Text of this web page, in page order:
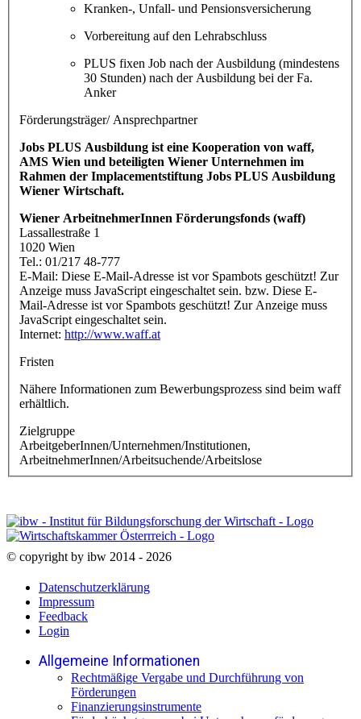
Kranken-, Unfall- und Pensionsversicherung
Vorbereitung auf den Lehrabschluss
PLUS fixen Job nach der Ausbildung (mindestens
30 Stunden) nach der Ausbildung bei der Fa.
Anker
Förderungsträger/ Ansprechpartner
Jobs PLUS Ausbildung ist eine Kooperation von waff,
AMS Wien und beteiligten Wiener Unternehmen im
Rahmen der Implacementstiftung Jobs PLUS Ausbildung
Wiener Wirtschaft.
Wiener ArbeitnehmerInnen Förderungsfonds (waff)
Lassallestraße 1
1020 Wien
Tel.: 01/217 48-777
E-Mail: Diese E-Mail-Adresse ist vor Spambots geschützt! Zur
Anzeige muss JavaScript eingeschaltet sein. bzw. Diese E-
Mail-Adresse ist vor Spambots geschützt! Zur Anzeige muss
JavaScript eingeschaltet sein.
Internet: http://www.waff.at
Fristen
Nähere Informationen zum Bewerbungsprozess sind beim waff
erhältlich.
Zielgruppe
ArbeitgeberInnen/Unternehmen/Institutionen,
ArbeitnehmerInnen/Arbeitsuchende/Arbeitslose
© copyright by ibw 2014 - 2026
Datenschutzerklärung
Impressum
Feedback
Login
Allgemeine Informationen
Rechtmäßige Vergabe und Durchführung von
Förderungen
Finanzierungsinstrumente